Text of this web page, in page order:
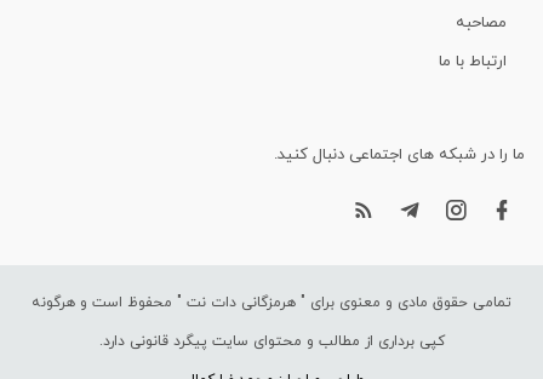
مصاحبه
ارتباط با ما
ما را در شبکه های اجتماعی دنبال کنید.
تمامی حقوق مادی و معنوی برای " هرمزگانی دات نت " محفوظ است و هرگونه
کپی برداری از مطالب و محتوای سایت پیگرد قانونی دارد.